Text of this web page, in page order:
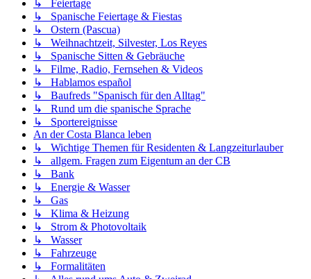
↳ Feiertage
↳ Spanische Feiertage & Fiestas
↳ Ostern (Pascua)
↳ Weihnachtzeit, Silvester, Los Reyes
↳ Spanische Sitten & Gebräuche
↳ Filme, Radio, Fernsehen & Videos
↳ Hablamos español
↳ Baufreds "Spanisch für den Alltag"
↳ Rund um die spanische Sprache
↳ Sportereignisse
An der Costa Blanca leben
↳ Wichtige Themen für Residenten & Langzeiturlauber
↳ allgem. Fragen zum Eigentum an der CB
↳ Bank
↳ Energie & Wasser
↳ Gas
↳ Klima & Heizung
↳ Strom & Photovoltaik
↳ Wasser
↳ Fahrzeuge
↳ Formalitäten